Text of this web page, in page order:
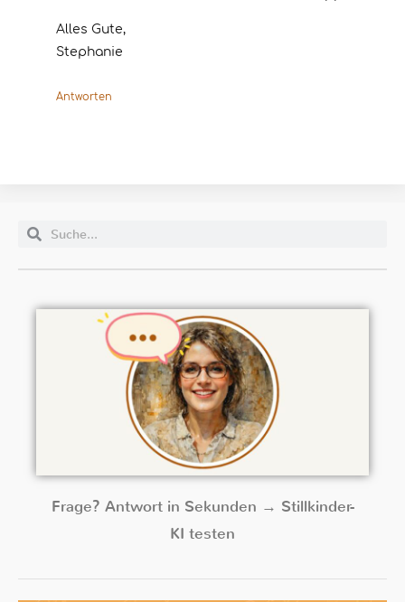
Alles Gute,
Stephanie
Antworten
Frage? Antwort in Sekunden → Stillkinder-
KI testen